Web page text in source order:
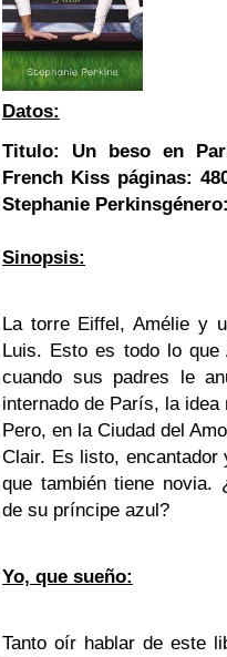
Datos:
Titulo: Un beso en
French Kiss páginas:
Stephanie Perkins
Sinopsis:
La torre Eiffel, Amélie y
Luis. Esto es todo lo que
cuando sus padres le
internado de París, la
Pero, en la Ciudad del
Clair. Es listo, encantador
que también tiene novia.
de su príncipe azul?
Yo, que sueño:
Tanto oír hablar de este